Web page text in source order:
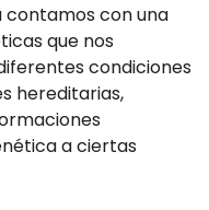
contamos con una
que nos
condiciones
hereditarias,
a ciertas